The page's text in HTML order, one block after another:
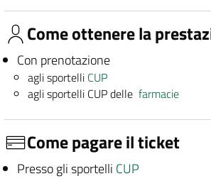
Come ottenere la
Con prenotazione
agli sportelli CUP
agli sportelli CUP dellefarmacie
Come pagare il ticket
Presso gli sportelli CUP